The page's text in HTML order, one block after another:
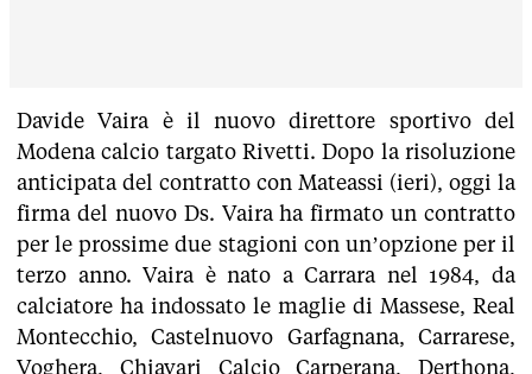
Davide Vaira è il nuovo direttore sportivo del
Modena calcio targato Rivetti. Dopo la risoluzione
anticipata del contratto con Mateassi (ieri), oggi la
firma del nuovo Ds. Vaira ha firmato un contratto
per le prossime due stagioni con un’opzione per il
terzo anno. Vaira è nato a Carrara nel 1984, da
calciatore ha indossato le maglie di Massese, Real
Montecchio, Castelnuovo Garfagnana, Carrarese,
Voghera, Chiavari Calcio Carperana, Derthona,